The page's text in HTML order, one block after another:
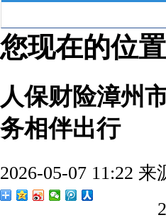
您现在的位
人保财险漳州
务相伴出行
2026-05-07 11:22 来